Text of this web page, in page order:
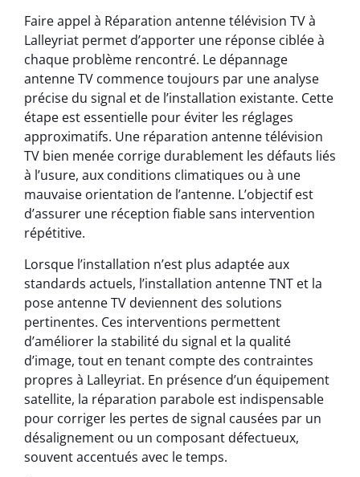
Faire appel à Réparation antenne télévision TV à
Lalleyriat permet d’apporter une réponse ciblée à
chaque problème rencontré. Le dépannage
antenne TV commence toujours par une analyse
précise du signal et de l’installation existante. Cette
étape est essentielle pour éviter les réglages
approximatifs. Une réparation antenne télévision
TV bien menée corrige durablement les défauts liés
à l’usure, aux conditions climatiques ou à une
mauvaise orientation de l’antenne. L’objectif est
d’assurer une réception fiable sans intervention
répétitive.
Lorsque l’installation n’est plus adaptée aux
standards actuels, l’installation antenne TNT et la
pose antenne TV deviennent des solutions
pertinentes. Ces interventions permettent
d’améliorer la stabilité du signal et la qualité
d’image, tout en tenant compte des contraintes
propres à Lalleyriat. En présence d’un équipement
satellite, la réparation parabole est indispensable
pour corriger les pertes de signal causées par un
désalignement ou un composant défectueux,
souvent accentués avec le temps.